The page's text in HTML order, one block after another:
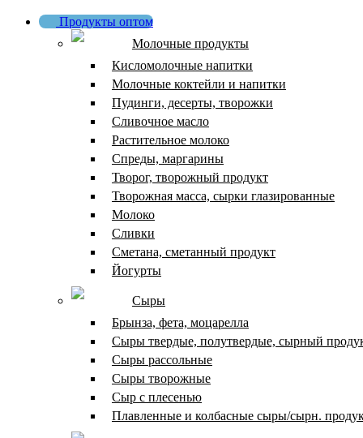
Продукты оптом
Молочные продукты
Кисломолочные напитки
Молочные коктейли и напитки
Пудинги, десерты, творожки
Сливочное масло
Растительное молоко
Спреды, маргарины
Творог, творожный продукт
Творожная масса, сырки глазированные
Молоко
Сливки
Сметана, сметанный продукт
Йогурты
Сыры
Брынза, фета, моцарелла
Сыры твердые, полутвердые, сырный
Сыры рассольные
Сыры творожные
Сыр с плесенью
Плавленные и колбасные сыры/сырн.